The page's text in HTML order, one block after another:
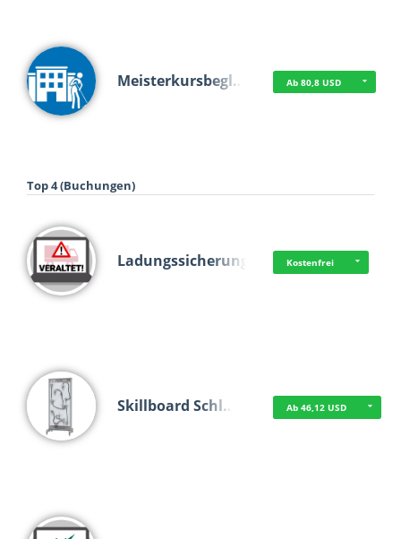
Meisterkursbegl… Ab 80,8 USD
Top 4 (Buchungen)
Ladungssicherung Kostenfrei
Skillboard Schl… Ab 46,12 USD